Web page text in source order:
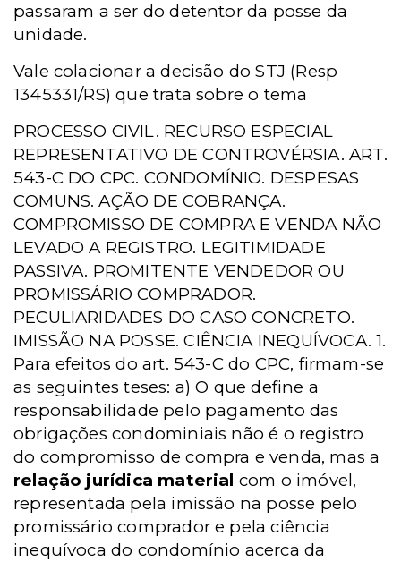
passaram a ser do detentor da posse da
unidade.
Vale colacionar a decisão do STJ (Resp
1345331/RS) que trata sobre o tema
PROCESSO CIVIL. RECURSO ESPECIAL
REPRESENTATIVO DE CONTROVÉRSIA. ART.
543-C DO CPC. CONDOMÍNIO. DESPESAS
COMUNS. AÇÃO DE COBRANÇA.
COMPROMISSO DE COMPRA E VENDA NÃO
LEVADO A REGISTRO. LEGITIMIDADE
PASSIVA. PROMITENTE VENDEDOR OU
PROMISSÁRIO COMPRADOR.
PECULIARIDADES DO CASO CONCRETO.
IMISSÃO NA POSSE. CIÊNCIA INEQUÍVOCA. 1.
Para efeitos do art. 543-C do CPC, firmam-se
as seguintes teses: a) O que define a
responsabilidade pelo pagamento das
obrigações condominiais não é o registro
do compromisso de compra e venda, mas a
relação jurídica material com o imóvel,
representada pela imissão na posse pelo
promissário comprador e pela ciência
inequívoca do condomínio acerca da